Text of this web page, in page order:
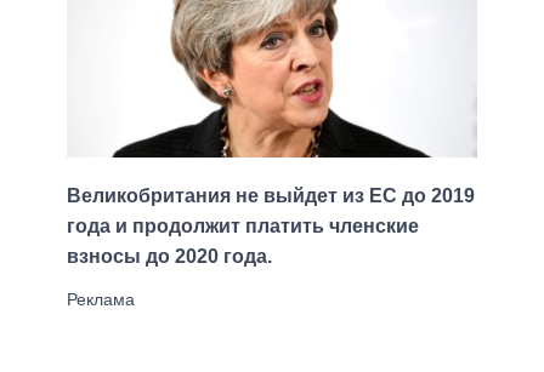
Великобритания не выйдет из ЕС до 2019
года и продолжит платить членские
взносы до 2020 года.